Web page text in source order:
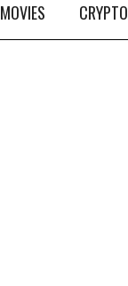
MOVIES CRYPTO